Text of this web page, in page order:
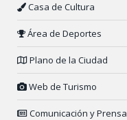
Casa de Cultura
Área de Deportes
Plano de la Ciudad
Web de Turismo
Comunicación y Prensa